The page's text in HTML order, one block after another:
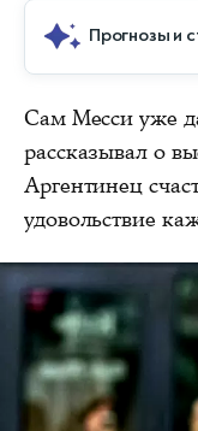
Прогнозы и
Сам Месси уже
рассказывал о
Аргентинец
удовольствие